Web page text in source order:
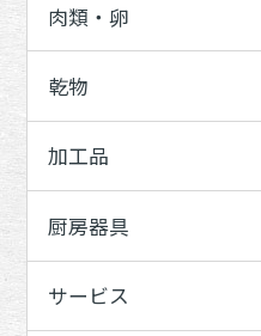
肉類・卵
乾物
加工品
厨房器具
サービス